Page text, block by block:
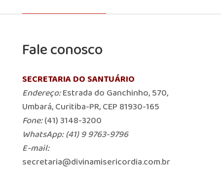
Fale conosco
SECRETARIA DO SANTUÁRIO
Endereço:Estrada do Ganchinho, 570,
Umbará, Curitiba-PR, CEP 81930-165
Fone:(41) 3148-3200
WhatsApp: (41) 9 9763-9796
E-mail:
secretaria@divinamisericordia.com.br